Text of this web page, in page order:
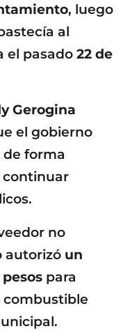
, luego
al
el pasado 22 de
Gerogina
el gobierno
forma
continuar
no
autorizó un
para
combustible